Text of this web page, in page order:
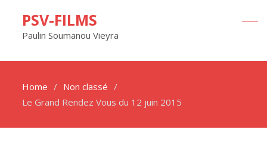
PSV-FILMS
Paulin Soumanou Vieyra
Home
Non classé
Le Grand Rendez Vous du 12 juin 2015